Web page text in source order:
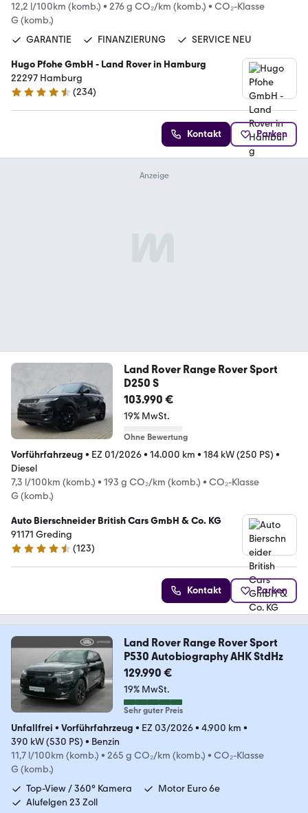
12,2 l/100km (komb.) • 276 g CO₂/km (komb.) • CO₂-Klasse
G (komb.)
GARANTIE
FINANZIERUNG SERVICE NEU
Hugo Pfohe GmbH - Land Rover in Hamburg
22297 Hamburg
4.6 Sterne
(234)
Kontakt Parken
Land Rover Range Rover Sport
D250 S
103.990 €
19% MwSt.
Ohne Bewertung
Vorführfahrzeug • EZ 01/2026• 14.000 km • 184 kW (250 PS) •
Diesel
7,3 l/100km (komb.) • 193 g CO₂/km (komb.) • CO₂-Klasse
G (komb.)
Auto Bierschneider British Cars GmbH & Co. KG
91171 Greding
4.3 Sterne
(123)
Kontakt Parken
Land Rover Range Rover Sport
P530 Autobiography AHK StdHz
129.990 €
19% MwSt.
Sehr guter Preis
Unfallfrei • Vorführfahrzeug • EZ 03/2026• 4.900 km •
390 kW (530 PS) • Benzin
11,7 l/100km (komb.) • 265 g CO₂/km (komb.) • CO₂-Klasse
G (komb.)
Top-View / 360° Kamera
Motor Euro 6e
Alufelgen 23 Zoll